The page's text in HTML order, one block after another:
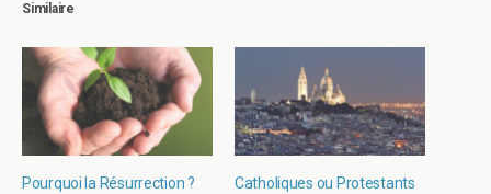
Similaire
Pourquoi la Résurrection ?
Catholiques ou Protestants